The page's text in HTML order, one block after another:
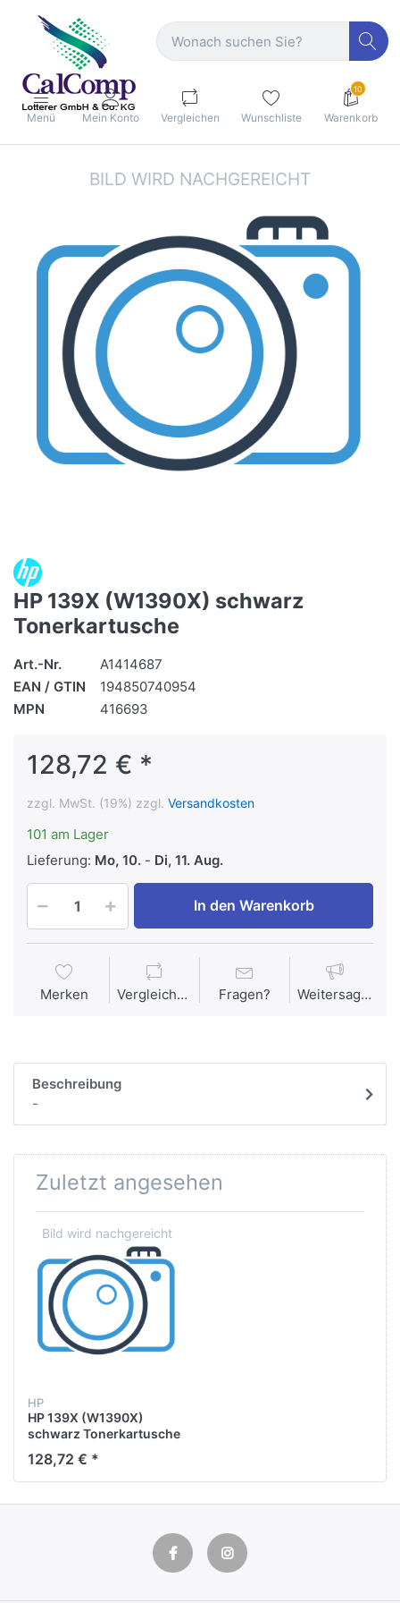
Menü Mein Konto Vergleichen Wunschliste
10
Warenkorb
HP 139X (W1390X) schwarz
Tonerkartusche
Art.-Nr.
A1414687
EAN / GTIN
194850740954
MPN
416693
128,72 € *
zzgl. MwSt. (19%) zzgl. Versandkosten
101 am Lager
Lieferung: Mo, 10. - Di, 11. Aug.
In den Warenkorb
Merken Vergleichen Fragen? Weitersagen
Beschreibung
-
Zuletzt angesehen
HP
HP 139X (W1390X)
schwarz Tonerkartusche
128,72 € *